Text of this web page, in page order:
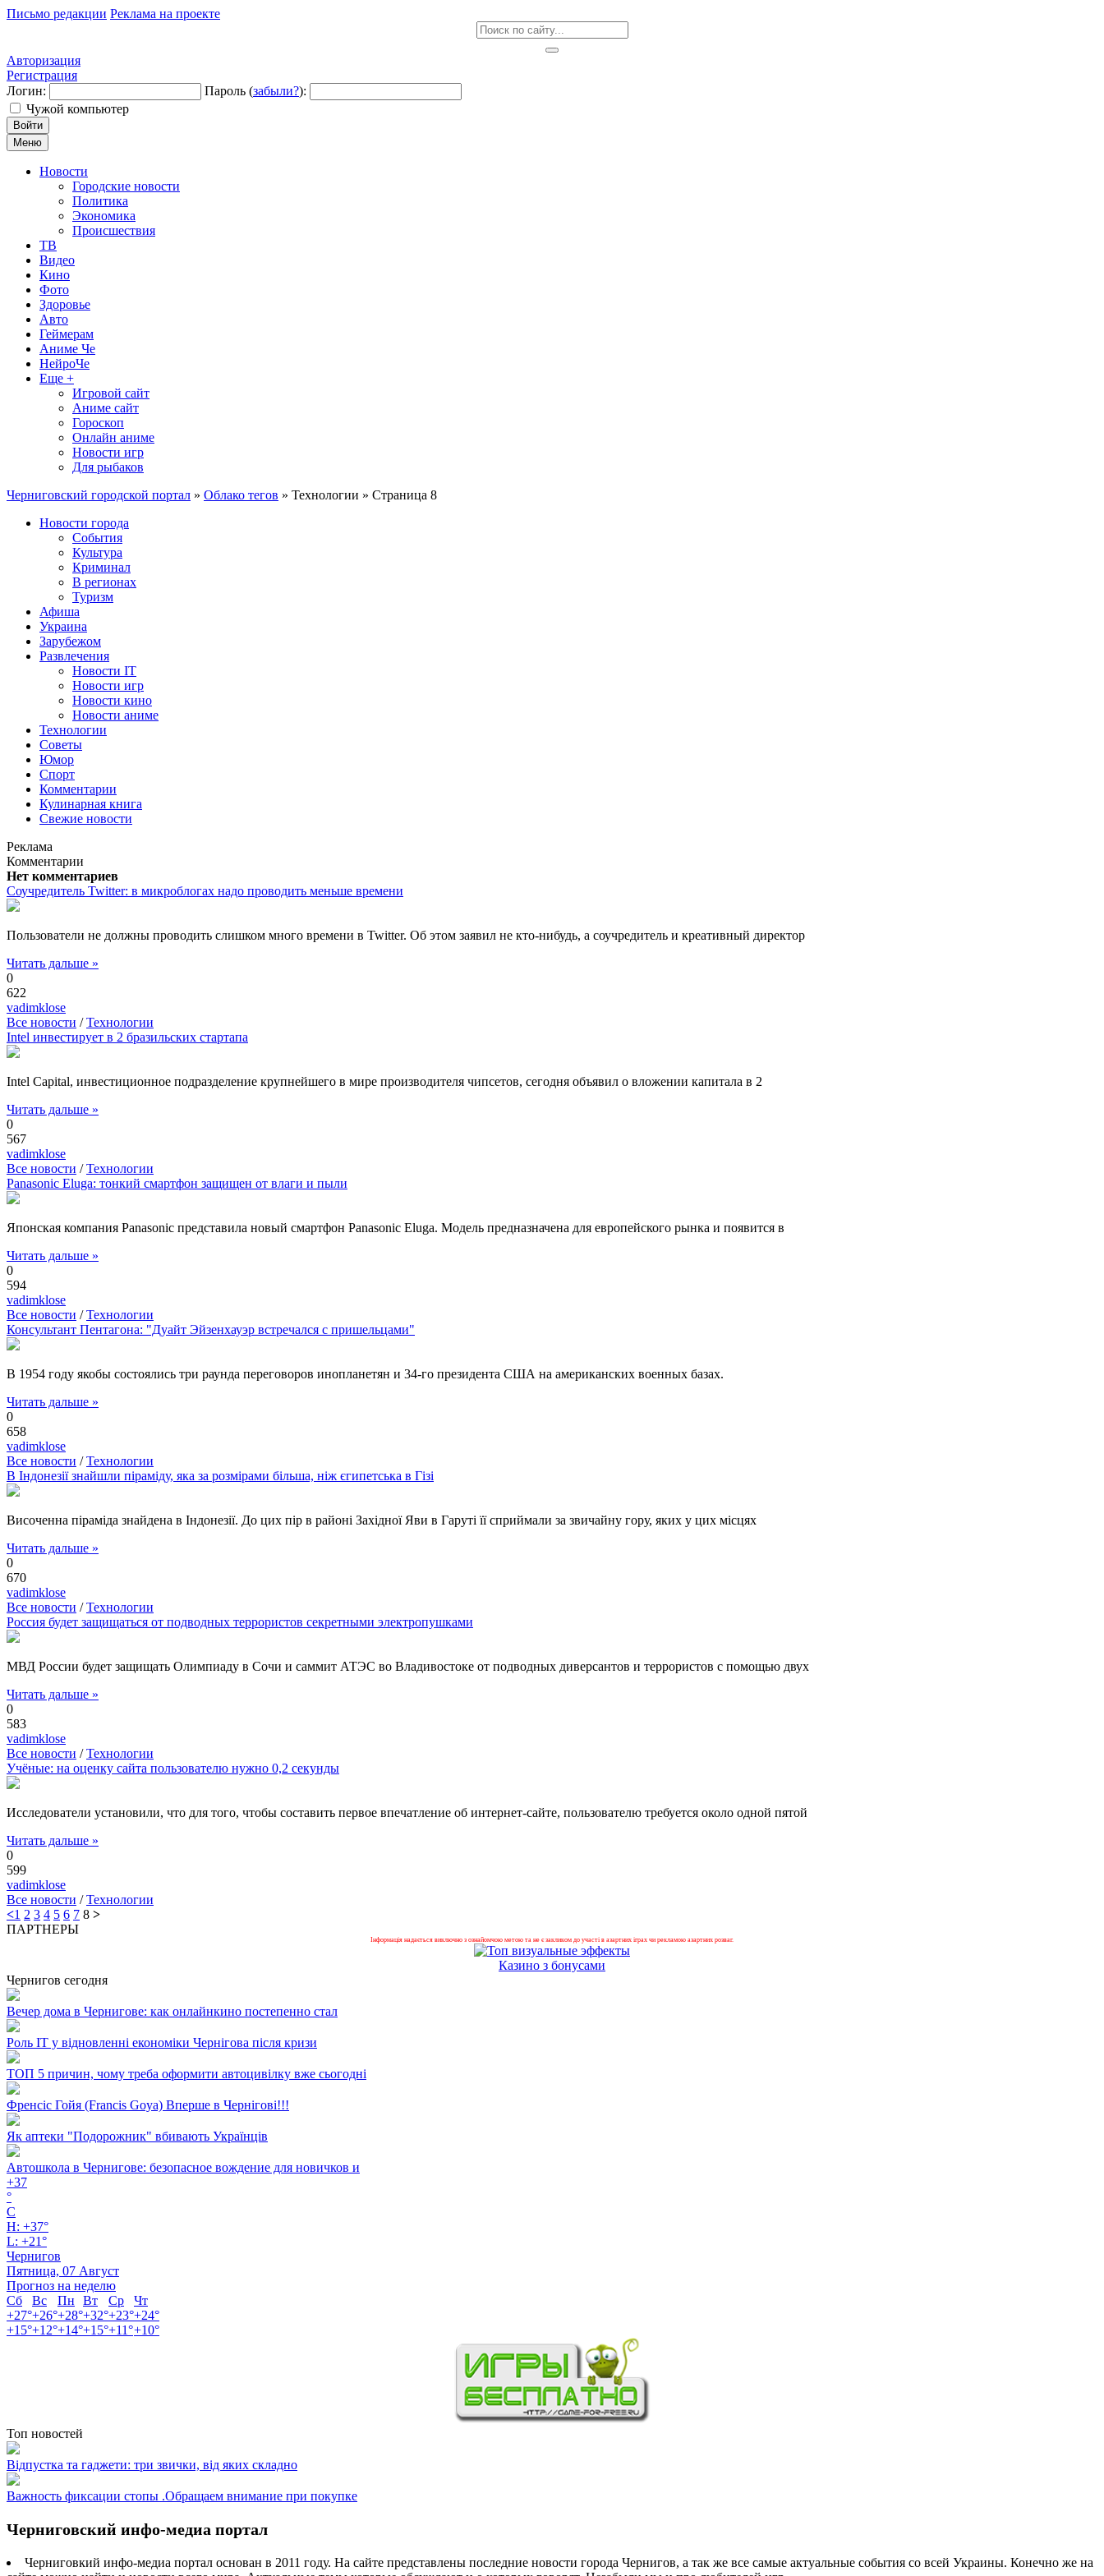
Письмо редакции Реклама на проекте
Авторизация
Регистрация
Логин:
Пароль (забыли?):
Чужой компьютер
Войти
Меню
Новости
Городские новости
Политика
Экономика
Происшествия
ТВ
Видео
Кино
Фото
Здоровье
Авто
Геймерам
Аниме Че
НейроЧе
Еще +
Игровой сайт
Аниме сайт
Гороскоп
Онлайн аниме
Новости игр
Для рыбаков
Черниговский городской портал » Облако тегов » Технологии » Страница 8
Новости города
События
Культура
Криминал
В регионах
Туризм
Афиша
Украина
Зарубежом
Развлечения
Новости IT
Новости игр
Новости кино
Новости аниме
Технологии
Советы
Юмор
Спорт
Комментарии
Кулинарная книга
Свежие новости
Реклама
Комментарии
Нет комментариев
Соучредитель Twitter: в микроблогах надо проводить меньше времени
Пользователи не должны проводить слишком много времени в Twitter. Об этом заявил не кто-нибудь, а соучредитель и креативный директор
Читать дальше »
0
622
vadimklose
Все новости /Технологии
Intel инвестирует в 2 бразильских стартапа
Intel Capital, инвестиционное подразделение крупнейшего в мире производителя чипсетов, сегодня объявил о вложении капитала в 2
Читать дальше »
0
567
vadimklose
Все новости /Технологии
Panasonic Eluga: тонкий смартфон защищен от влаги и пыли
Японская компания Panasonic представила новый смартфон Panasonic Eluga. Модель предназначена для европейского рынка и появится в
Читать дальше »
0
594
vadimklose
Все новости /Технологии
Консультант Пентагона: "Дуайт Эйзенхауэр встречался с пришельцами"
В 1954 году якобы состоялись три раунда переговоров инопланетян и 34-го президента США на американских военных базах.
Читать дальше »
0
658
vadimklose
Все новости /Технологии
В Індонезії знайшли піраміду, яка за розмірами більша, ніж єгипетська в Гізі
Височенна піраміда знайдена в Індонезії. До цих пір в районі Західної Яви в Гаруті її сприймали за звичайну гору, яких у цих місцях
Читать дальше »
0
670
vadimklose
Все новости /Технологии
Россия будет защищаться от подводных террористов секретными электропушками
МВД России будет защищать Олимпиаду в Сочи и саммит АТЭС во Владивостоке от подводных диверсантов и террористов с помощью двух
Читать дальше »
0
583
vadimklose
Все новости /Технологии
Учёные: на оценку сайта пользователю нужно 0,2 секунды
Исследователи установили, что для того, чтобы составить первое впечатление об интернет-сайте, пользователю требуется около одной пятой
Читать дальше »
0
599
vadimklose
Все новости /Технологии
<1 2 3 4 5 6 7 8 >
ПАРТНЕРЫ
Інформація надається виключно з ознайомчою метою та не є закликом до участі в азартних іграх чи рекламою азартних розваг.
Казино з бонусами
Чернигов сегодня
Вечер дома в Чернигове: как онлайнкино постепенно стал
Роль ІТ у відновленні економіки Чернігова після кризи
ТОП 5 причин, чому треба оформити автоцивілку вже сьогодні
Френсіс Гойя (Francis Goya) Вперше в Чернігові!!!
Як аптеки "Подорожник" вбивають Українців
Автошкола в Чернигове: безопасное вождение для новичков и
+37
°
C
H: +37°
L: +21°
Чернигов
Пятница, 07 Август
Прогноз на неделю
Сб
Вс Пн Вт Ср
Чт
+27°+26°+28°+32°+23°+24°
+15°+12°+14°+15°+11°+10°
Топ новостей
Відпустка та гаджети: три звички, від яких складно
Важность фиксации стопы .Обращаем внимание при покупке
Черниговский инфо-медиа портал
Черниговкий инфо-медиа портал основан в 2011 году. На сайте представлены последние новости города Чернигов, а так же все самые актуальные события со всей Украины. Конечно же на